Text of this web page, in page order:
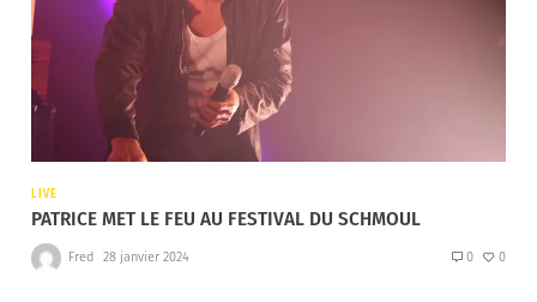
LIVE
PATRICE MET LE FEU AU FESTIVAL DU SCHMOUL
Fred 28 janvier 2024 0 0